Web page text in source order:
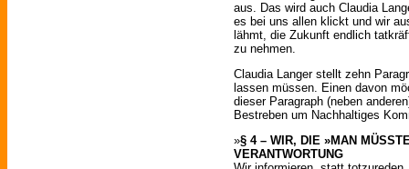
aus. Das wird auch Claudia
es bei uns allen klickt und wir
lähmt, die Zukunft endlich
zu nehmen.
Claudia Langer stellt zehn
lassen müssen. Einen davon
dieser Paragraph (neben
Bestreben um Nachhaltiges
»§ 4 – WIR, DIE »MAN
VERANTWORTUNG